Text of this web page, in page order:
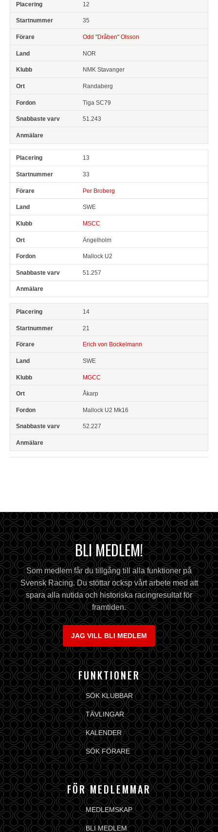
12
35
Odd "Dråben" Olsson
NOR
NMK Stavanger
Randaberg
Tiga SC79
51.243
13
33
Per Broberg
SWE
MSCC
Ängelholm
Mallock U2
51.257
14
21
Erich von Bockelmann
SWE
MGCC
Åkarp
Mallock U2 Mk16
52.227
BLI MEDLEM!
Som medlem får du tillgång till alla funktioner på
Svensk Racing. Du stöttar ocksp vårt arbete med att
spara alla nutida och historiska racingresultat för
framtiden.
JAG VILL BLI MEDLEM
FUNKTIONER
SÖK KLUBBAR
TÄVLINGAR
KALENDER
SÖK FÖRARE
FÖR MEDLEMMAR
MEDLEMSKAP
BLI MEDLEM